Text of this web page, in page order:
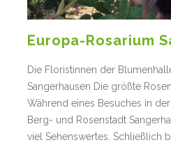
Europa-Rosarium
Die Floristinnen der
Sangerhausen Die größte
Während eines Besuches in
Berg- und Rosenstadt
viel Sehenswertes. Schließlich